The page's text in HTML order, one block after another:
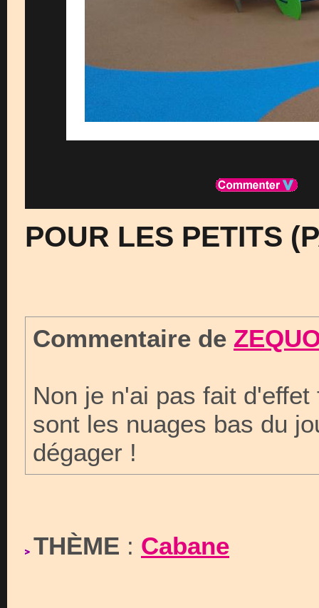
POUR LES PETITS
Commentaire de
Non je n'ai pas fait
sont les nuages bas du
dégager !
THÈME : Cabane